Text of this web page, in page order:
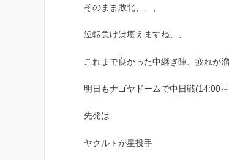
そのまま敗北、、、
逆転負けは堪えますね、、
これまで良かった中継ぎ陣、疲れが
明日もナゴヤドームで中日戦(14:00～
先発は
ヤクルトが星投手